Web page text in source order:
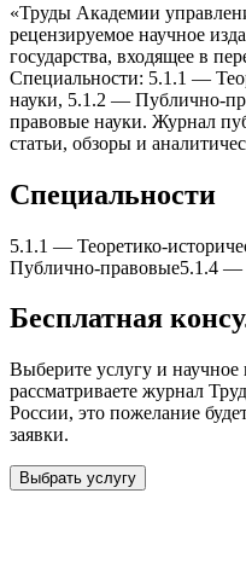
«Труды Академии
рецензируемое научное
государства, входящее в
Специальности: 5.1.1 —
науки, 5.1.2 — Публично-
правовые науки. Журнал
статьи, обзоры и
Специальности
5.1.1 — Теоретико-
Публично-правовые5.1.4 —
Бесплатная
Выберите услугу и
рассматриваете журнал
России, это пожелание
заявки.
Выбрать услугу